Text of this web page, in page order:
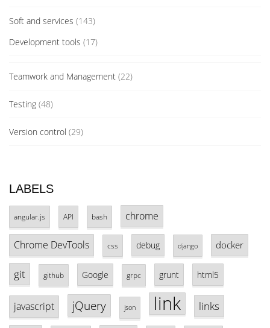
Soft and services (143)
Development tools (17)
Teamwork and Management (22)
Testing (48)
Version control (29)
LABELS
angular.js API bash chrome
Chrome DevTools css debug django docker
git github Google grpc grunt html5
javascript jQuery json link links